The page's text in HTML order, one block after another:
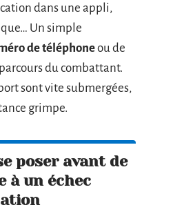
dans une appli,
Un simple
de téléphoneou de
du combattant.
sont vite submergées,
grimpe.
poser avant de
à un échec